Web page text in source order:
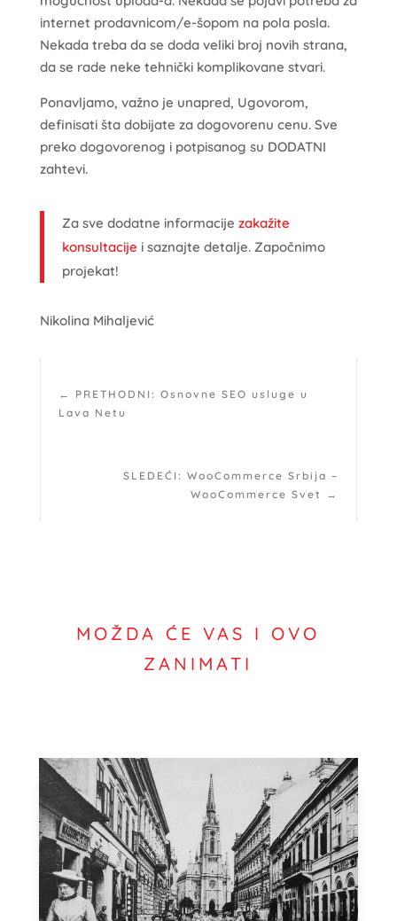
internet prodavnicom/e-šopom na pola posla.
Nekada treba da se doda veliki broj novih strana,
da se rade neke tehnički komplikovane stvari.
Ponavljamo, važno je unapred, Ugovorom,
definisati šta dobijate za dogovorenu cenu. Sve
preko dogovorenog i potpisanog su DODATNI
zahtevi.
Za sve dodatne informacije zakažite
konsultacije i saznajte detalje. Započnimo
projekat!
Nikolina Mihaljević
← PRETHODNI: Osnovne SEO usluge u
Lava Netu
SLEDEĆI: WooCommerce Srbija –
WooCommerce Svet
→
MOŽDA ĆE VAS I OVO
ZANIMATI